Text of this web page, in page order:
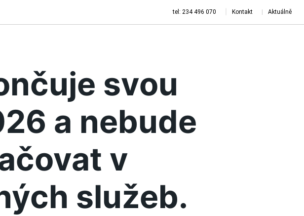
tel: 234 496 070 Kontakt Aktuálně
svou
a nebude
v
služeb.